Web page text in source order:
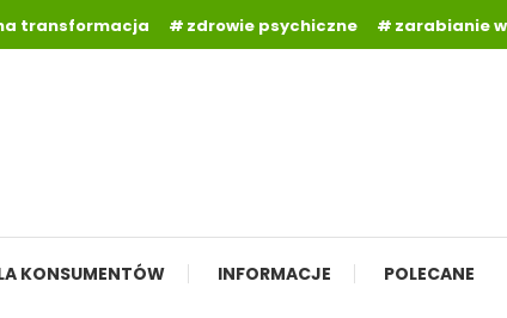
transformacja zdrowie psychiczne zarabianie
KONSUMENTÓW INFORMACJE POLECANE